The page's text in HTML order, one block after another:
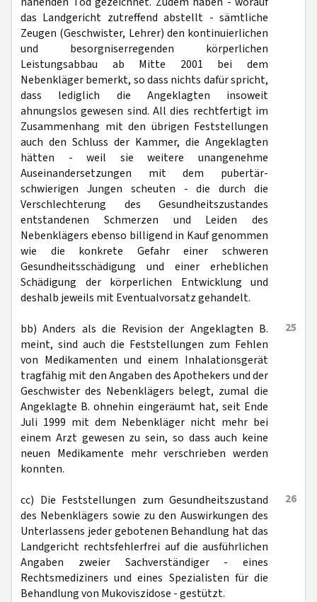
das Landgericht zutreffend abstellt - sämtliche
Zeugen (Geschwister, Lehrer) den kontinuierlichen
und besorgniserregenden körperlichen
Leistungsabbau ab Mitte 2001 bei dem
Nebenkläger bemerkt, so dass nichts dafür spricht,
dass lediglich die Angeklagten insoweit
ahnungslos gewesen sind. All dies rechtfertigt im
Zusammenhang mit den übrigen Feststellungen
auch den Schluss der Kammer, die Angeklagten
hätten - weil sie weitere unangenehme
Auseinandersetzungen mit dem pubertär-
schwierigen Jungen scheuten - die durch die
Verschlechterung des Gesundheitszustandes
entstandenen Schmerzen und Leiden des
Nebenklägers ebenso billigend in Kauf genommen
wie die konkrete Gefahr einer schweren
Gesundheitsschädigung und einer erheblichen
Schädigung der körperlichen Entwicklung und
deshalb jeweils mit Eventualvorsatz gehandelt.
25
bb) Anders als die Revision der Angeklagten B.
meint, sind auch die Feststellungen zum Fehlen
von Medikamenten und einem Inhalationsgerät
tragfähig mit den Angaben des Apothekers und der
Geschwister des Nebenklägers belegt, zumal die
Angeklagte B. ohnehin eingeräumt hat, seit Ende
Juli 1999 mit dem Nebenkläger nicht mehr bei
einem Arzt gewesen zu sein, so dass auch keine
neuen Medikamente mehr verschrieben werden
konnten.
26
cc) Die Feststellungen zum Gesundheitszustand
des Nebenklägers sowie zu den Auswirkungen des
Unterlassens jeder gebotenen Behandlung hat das
Landgericht rechtsfehlerfrei auf die ausführlichen
Angaben zweier Sachverständiger - eines
Rechtsmediziners und eines Spezialisten für die
Behandlung von Mukoviszidose - gestützt.